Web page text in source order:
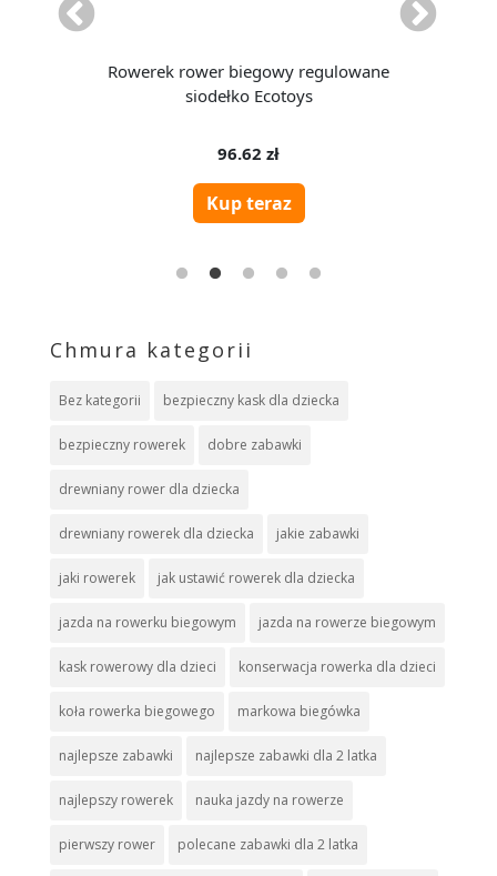
Chmura kategorii
Bez kategorii bezpieczny kask dla dziecka
bezpieczny rowerek dobre zabawki
drewniany rower dla dziecka
drewniany rowerek dla dziecka jakie zabawki
jaki rowerek jak ustawić rowerek dla dziecka
jazda na rowerku biegowym jazda na rowerze biegowym
kask rowerowy dla dzieci konserwacja rowerka dla dzieci
koła rowerka biegowego markowa biegówka
najlepsze zabawki najlepsze zabawki dla 2 latka
najlepszy rowerek nauka jazdy na rowerze
pierwszy rower polecane zabawki dla 2 latka